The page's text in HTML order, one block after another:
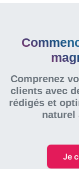
Comprenez
clients avec
rédigés et
naturel
Je